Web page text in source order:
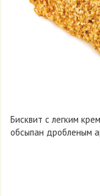
Бисквит с легким
обсыпан дробленым